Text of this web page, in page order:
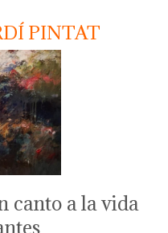
PINTAT
canto a la vida